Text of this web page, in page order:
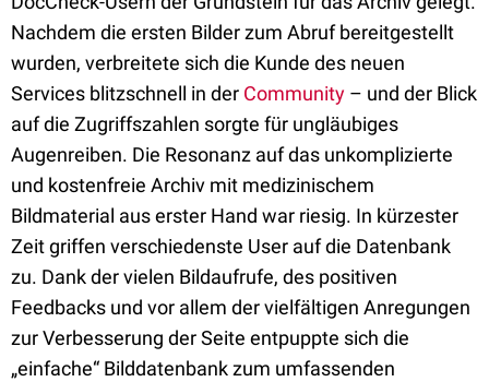
Nachdem die ersten Bilder zum Abruf bereitgestellt
wurden, verbreitete sich die Kunde des neuen
Services blitzschnell in der Community – und der Blick
auf die Zugriffszahlen sorgte für ungläubiges
Augenreiben. Die Resonanz auf das unkomplizierte
und kostenfreie Archiv mit medizinischem
Bildmaterial aus erster Hand war riesig. In kürzester
Zeit griffen verschiedenste User auf die Datenbank
zu. Dank der vielen Bildaufrufe, des positiven
Feedbacks und vor allem der vielfältigen Anregungen
zur Verbesserung der Seite entpuppte sich die
„einfache“ Bilddatenbank zum umfassenden